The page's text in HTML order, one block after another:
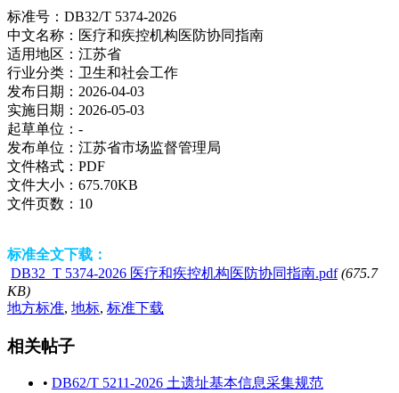
标准号： DB32/T 5374-2026
中文名称： 医疗和疾控机构医防协同指南
适用地区： 江苏省
行业分类： 卫生和社会工作
发布日期： 2026-04-03
实施日期： 2026-05-03
起草单位： -
发布单位： 江苏省市场监督管理局
文件格式： PDF
文件大小： 675.70KB
文件页数： 10
标准全文下载：
DB32_T 5374-2026 医疗和疾控机构医防协同指南.pdf (675.7
KB)
地方标准, 地标, 标准下载
相关帖子
• DB62/T 5211-2026 土遗址基本信息采集规范